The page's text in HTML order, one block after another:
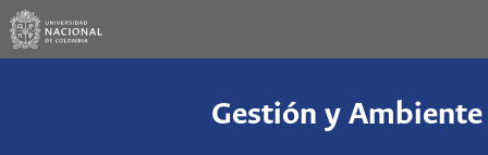
Gestión y Ambiente